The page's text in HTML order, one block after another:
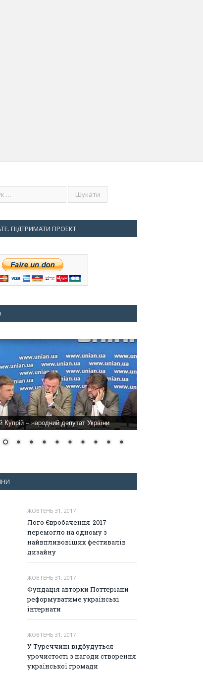
ПІДТРИМАТИ ПРОЕКТ
Купрій – народний депутат України
ЖОВТЕНЬ 31, 2017
Лого Євробачення-2017
перемогло на одному з
найвпливовіших фестивалів
дизайну
ЖОВТЕНЬ 31, 2017
Фундація авторки Поттеріани
реформуватиме українські
інтернати
ЖОВТЕНЬ 31, 2017
У Туреччині відбудуться
урочистості з нагоди створення
української громади